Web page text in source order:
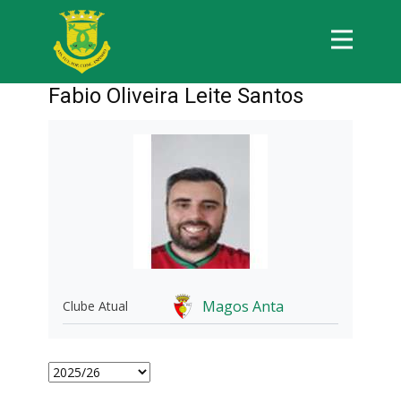
Fabio Oliveira Leite Santos
Clube Atual Magos Anta